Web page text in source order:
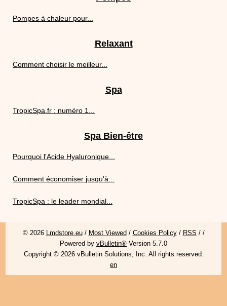
Pompes à chaleur pour...
Relaxant
Comment choisir le meilleur...
Spa
TropicSpa.fr : numéro 1...
Spa Bien-être
Pourquoi l'Acide Hyaluronique...
Comment économiser jusqu'à...
TropicSpa : le leader mondial...
© 2026 Lmdstore.eu/ Most Viewed / Cookies Policy/ RSS / /
Powered by vBulletin® Version 5.7.0
Copyright © 2026 vBulletin Solutions, Inc. All rights reserved.
en